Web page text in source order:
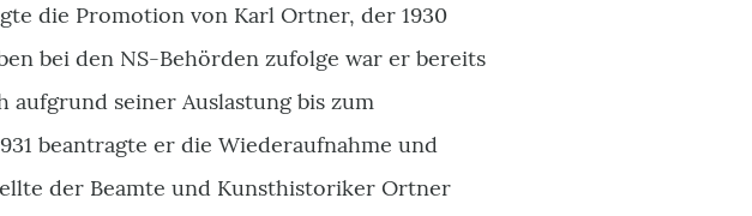
die Promotion von Karl Ortner, der 1930
bei den NS-Behörden zufolge war er bereits
aufgrund seiner Auslastung bis zum
beantragte er die Wiederaufnahme und
der Beamte und Kunsthistoriker Ortner